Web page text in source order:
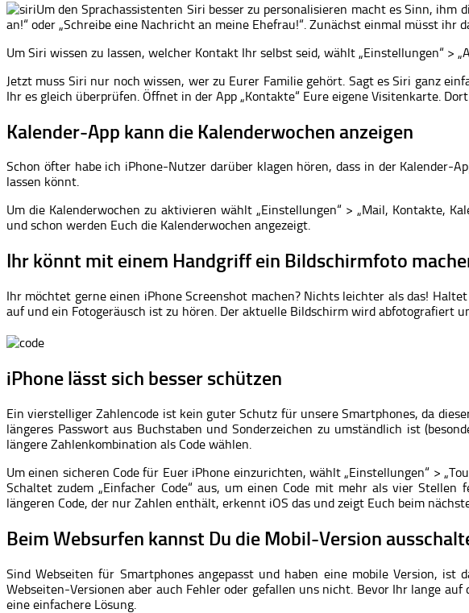
Um den Sprachassistenten Siri besser zu personalisieren macht es Sinn,
an!“ oder „Schreibe eine Nachricht an meine Ehefrau!“. Zunächst einmal müsst ihr
Um Siri wissen zu lassen, welcher Kontakt Ihr selbst seid, wählt „Einstellungen“ >
Jetzt muss Siri nur noch wissen, wer zu Eurer Familie gehört. Sagt es Siri ganz
Ihr es gleich überprüfen. Öffnet in der App „Kontakte“ Eure eigene Visitenkarte.
Kalender-App kann die Kalenderwochen anzeigen
Schon öfter habe ich iPhone-Nutzer darüber klagen hören, dass in der Kalender-
lassen könnt.
Um die Kalenderwochen zu aktivieren wählt „Einstellungen“ > „Mail, Kontakte,
und schon werden Euch die Kalenderwochen angezeigt.
Ihr könnt mit einem Handgriff ein Bildschirmfoto
Ihr möchtet gerne einen iPhone Screenshot machen? Nichts leichter als das!
auf und ein Fotogeräusch ist zu hören. Der aktuelle Bildschirm wird abfotografiert
iPhone lässt sich besser schützen
Ein vierstelliger Zahlencode ist kein guter Schutz für unsere Smartphones, da
längeres Passwort aus Buchstaben und Sonderzeichen zu umständlich ist
längere Zahlenkombination als Code wählen.
Um einen sicheren Code für Euer iPhone einzurichten, wählt „Einstellungen“ >
Schaltet zudem „Einfacher Code“ aus, um einen Code mit mehr als vier
längeren Code, der nur Zahlen enthält, erkennt iOS das und zeigt Euch beim
Beim Websurfen kannst Du die Mobil-Version
Sind Webseiten für Smartphones angepasst und haben eine mobile Version,
Webseiten-Versionen aber auch Fehler oder gefallen uns nicht. Bevor Ihr lange
eine einfachere Lösung.